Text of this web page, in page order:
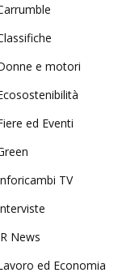
e motori
ed Eventi
TV
News
ed Economia